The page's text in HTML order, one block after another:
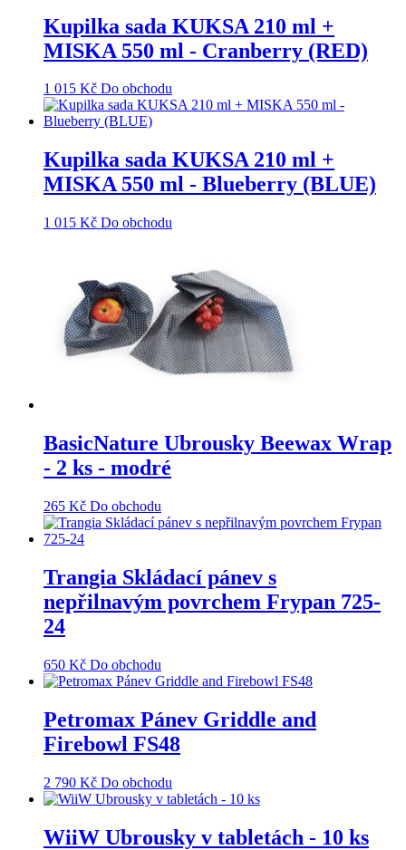
Kupilka sada KUKSA 210 ml +
MISKA 550 ml - Cranberry (RED)
1 015 Kč Do obchodu
Kupilka sada KUKSA 210 ml +
MISKA 550 ml - Blueberry (BLUE)
1 015 Kč Do obchodu
BasicNature Ubrousky Beewax Wrap
- 2 ks - modré
265 Kč Do obchodu
Trangia Skládací pánev s
nepřilnavým povrchem Frypan 725-
24
650 Kč Do obchodu
Petromax Pánev Griddle and
Firebowl FS48
2 790 Kč Do obchodu
WiiW Ubrousky v tabletách - 10 ks